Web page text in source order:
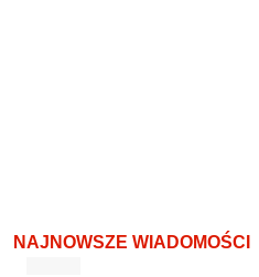
NAJNOWSZE WIADOMOŚCI